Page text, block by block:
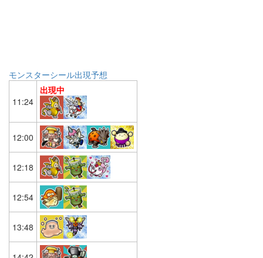
モンスターシール出現予想
11:24
出現中
12:00
12:18
12:54
13:48